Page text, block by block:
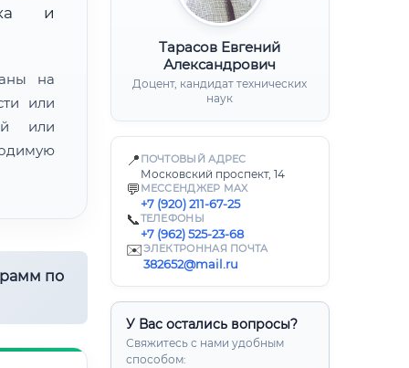
Тарасов Евгений
Александрович
Доцент, кандидат технических
наук
📍 ПОЧТОВЫЙ АДРЕС
Московский проспект, 14
💬 МЕССЕНДЖЕР MAX
+7 (920) 211-67-25
📞ТЕЛЕФОНЫ
+7 (962) 525-23-68
✉️ЭЛЕКТРОННАЯ ПОЧТА
382652@mail.ru
У Вас остались вопросы?
Свяжитесь с нами удобным
способом:
и
на
или
или
по